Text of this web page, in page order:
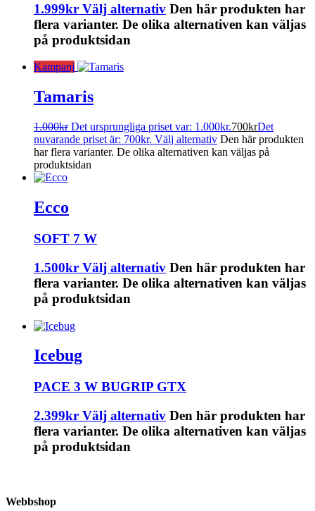
1.999kr Välj alternativ Den här produkten har
flera varianter. De olika alternativen kan väljas
på produktsidan
Kampanj
Tamaris
1.000kr Det ursprungliga priset var: 1.000kr.700krDet
nuvarande priset är: 700kr. Välj alternativ Den här produkten
har flera varianter. De olika alternativen kan väljas på
produktsidan
Ecco
SOFT 7 W
1.500kr Välj alternativ Den här produkten har
flera varianter. De olika alternativen kan väljas
på produktsidan
Icebug
PACE 3 W BUGRIP GTX
2.399kr Välj alternativ Den här produkten har
flera varianter. De olika alternativen kan väljas
på produktsidan
Webbshop